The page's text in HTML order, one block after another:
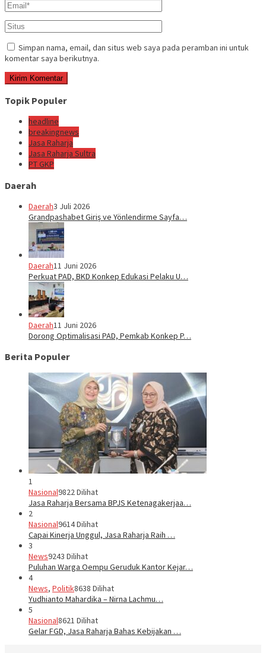
Simpan nama, email, dan situs web saya pada peramban ini untuk
komentar saya berikutnya.
Topik Populer
headline
breakingnews
Jasa Raharja
Jasa Raharja Sultra
PT GKP
Daerah
Daerah3 Juli 2026
Grandpashabet Giriş ve Yönlendirme Sayfa…
Daerah11 Juni 2026
Perkuat PAD, BKD Konkep Edukasi Pelaku U…
Daerah11 Juni 2026
Dorong Optimalisasi PAD, Pemkab Konkep P…
Berita Populer
1
Nasional9822 Dilihat
Jasa Raharja Bersama BPJS Ketenagakerjaa…
2
Nasional9614 Dilihat
Capai Kinerja Unggul, Jasa Raharja Raih …
3
News9243 Dilihat
Puluhan Warga Oempu Geruduk Kantor Kejar…
4
News, Politik8638 Dilihat
Yudhianto Mahardika – Nirna Lachmu…
5
Nasional8621 Dilihat
Gelar FGD, Jasa Raharja Bahas Kebijakan …